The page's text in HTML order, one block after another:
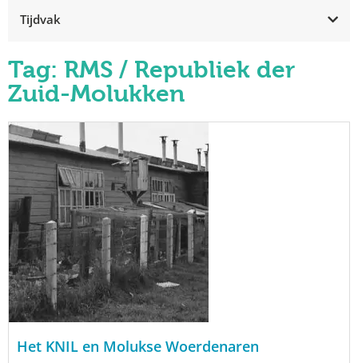
Tijdvak
Tag: RMS / Republiek der
Zuid-Molukken
Het KNIL en Molukse Woerdenaren